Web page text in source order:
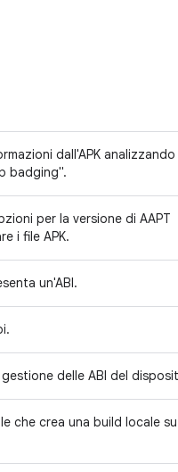
dall'APK analizzando
badging".
per la versione di AAPT
i file APK.
un'ABI.
delle ABI del
che crea una build locale su